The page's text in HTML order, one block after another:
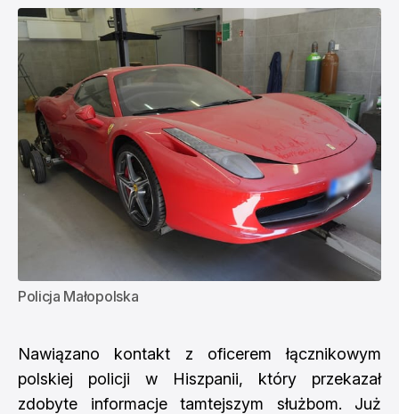
Policja Małopolska
Nawiązano kontakt z oficerem łącznikowym
polskiej policji w Hiszpanii, który przekazał
zdobyte informacje tamtejszym służbom. Już